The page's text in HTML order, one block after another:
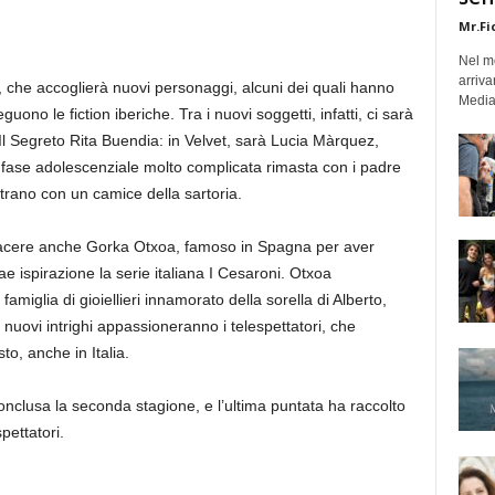
accoglierà nuovi personaggi, alcuni dei quali hanno
le fiction iberiche. Tra i nuovi soggetti, infatti, ci sarà
Rita Buendia: in Velvet, sarà Lucia Màrquez,
adolescenziale molto complicata rimasta con i padre
con un camice della sartoria.
anche Gorka Otxoa, famoso in Spagna per aver
ispirazione la serie italiana I Cesaroni. Otxoa
di gioiellieri innamorato della sorella di Alberto,
intrighi appassioneranno i telespettatori, che
anche in Italia.
la seconda stagione, e l’ultima puntata ha raccolto
Nel